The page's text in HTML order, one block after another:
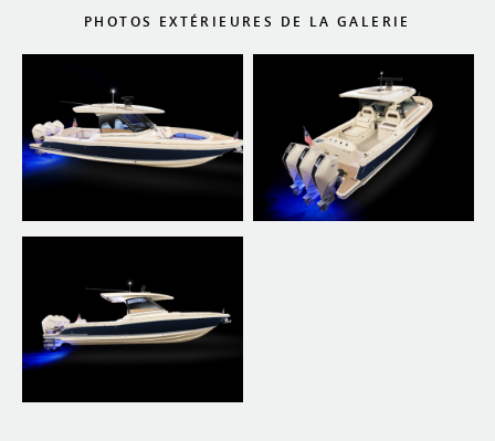
PHOTOS EXTÉRIEURES DE LA GALERIE